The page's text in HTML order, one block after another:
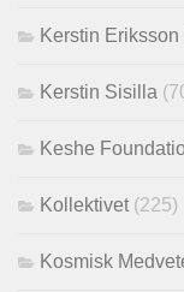
Kerstin Eriksson
Kerstin Sisilla
Keshe
Kollektivet (225)
Kosmisk